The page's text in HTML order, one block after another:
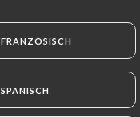
FRANZÖSISCH
SPANISCH
FRANZÖSISCH
SPANISCH